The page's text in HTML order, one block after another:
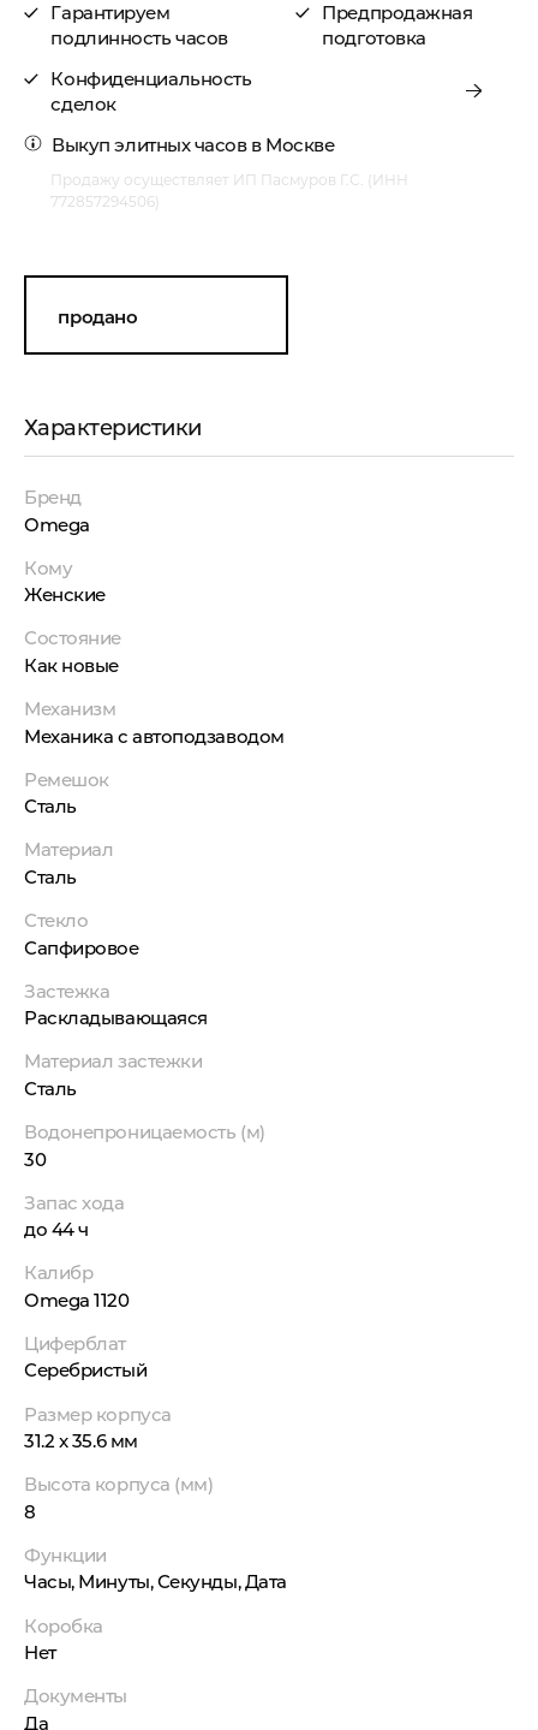
Гарантируем
подлинность часов
Конфиденциальность
сделок
Предпродажная
подготовка
Выкуп элитных часовв Москве
Продажу осуществляет ИП Пасмуров Г.С. (ИНН
772857294506)
продано
Характеристики
Бренд
Omega
Кому
Женские
Состояние
Как новые
Механизм
Механика с автоподзаводом
Ремешок
Сталь
Материал
Сталь
Стекло
Сапфировое
Застежка
Раскладывающаяся
Материал застежки
Сталь
Водонепроницаемость (м)
30
Запас хода
до 44 ч
Калибр
Omega 1120
Циферблат
Серебристый
Размер корпуса
31.2 x 35.6 мм
Высота корпуса (мм)
8
Функции
Часы, Минуты, Секунды, Дата
Коробка
Нет
Документы
Да